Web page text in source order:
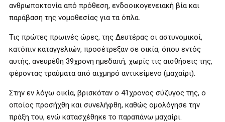
ανθρωποκτονία από πρόθεση, ενδοοικογενειακή βία και
παράβαση της νομοθεσίας για τα όπλα.
Τις πρώτες πρωινές ώρες, της Δευτέρας οι αστυνομικοί,
κατόπιν καταγγελιών, προσέτρεξαν σε οικία, όπου εντός
αυτής, ανευρέθη 39χρονη ημεδαπή, χωρίς τις αισθήσεις της,
φέροντας τραύματα από αιχμηρό αντικείμενο (μαχαίρι).
Στην εν λόγω οικία, βρισκόταν ο 41χρονος σύζυγος της, ο
οποίος προσήχθη και συνελήφθη, καθώς ομολόγησε την
πράξη του, ενώ κατασχέθηκε το παραπάνω μαχαίρι.